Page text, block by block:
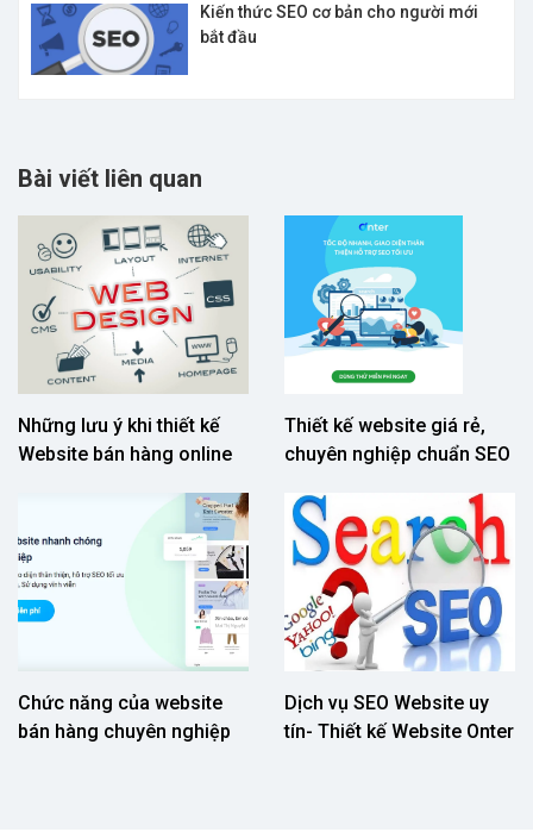
Kiến thức SEO cơ bản cho người mới
bắt đầu
Bài viết liên quan
Những lưu ý khi thiết kế
Website bán hàng online
Thiết kế website giá rẻ,
chuyên nghiệp chuẩn SEO
Chức năng của website
bán hàng chuyên nghiệp
Dịch vụ SEO Website uy
tín- Thiết kế Website Onter